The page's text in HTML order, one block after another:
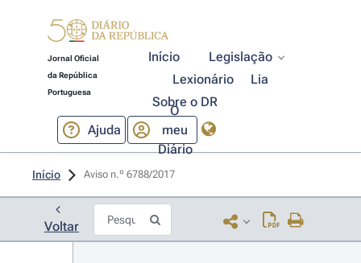
Jornal Oficial
da República
Portuguesa
Início
Legislação
Lexionário
Lia
Sobre o DR
Ajuda
O
meu
Diário
Início Aviso n.º 6788/2017
Voltar